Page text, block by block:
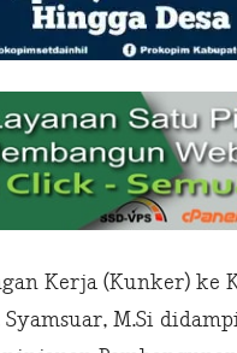
Kerja (Kunker)
M.Si